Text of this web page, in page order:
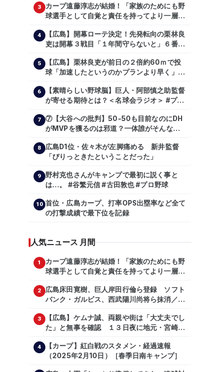
3
カープ遠藤淳志が結婚！「家族のためにも野
球選手として自覚と責任を持ってより一層頑
4
【広島】開幕ローテ決定！先発転向の栗林良
吏は開幕３戦目「１年間守らないと」６番手
5
【広島】栗林良吏が前日の２倍約60ｍで投
球「加速したというのかプランより早く」自
6
【素晴らしい野球脳】巨人・阿部慎之助監督
が寄せる期待とは？＜名球会ラジオ＞ #プロ
山礼都 #泉口友汰 #石井琢朗 #shorts
7
⑦【大谷への批判】50-50も目前なのにDH
がMVPを獲るのは邪道？一体誰がそんな事
【shoheiohtani】【池田親興】【高橋慶
彦】【広島東洋カープ】【プロ野球】
8
広島D1位・佐々木が左脚痛める 新井監督
「ぴりっときたということだった」
9
野村克也さんがキャンプで最初に説く事と
は…。 #谷繁元信 #古田敦也 #プロ野球
10 首位・広島カープ、打率OPS出塁率など全て
の打撃成績で最下位を記録
人気ニュース 月間
1
カープ遠藤淳志が結婚！「家族のためにも野
球選手として自覚と責任を持ってより一層頑
2
広島床田寛樹、巨人岸田行倫ら登録 ソフト
バンク・ガルビス、西武陽川尚将ら抹消／２
3
【広島】ケムナ誠、両親や街は「大丈夫でし
た」と無事を確認 １３日夜に地元・宮崎県
4
【カープ】紅白戦のスタメン・経過速報
（2025年2月10日）［春季日南キャンプ］